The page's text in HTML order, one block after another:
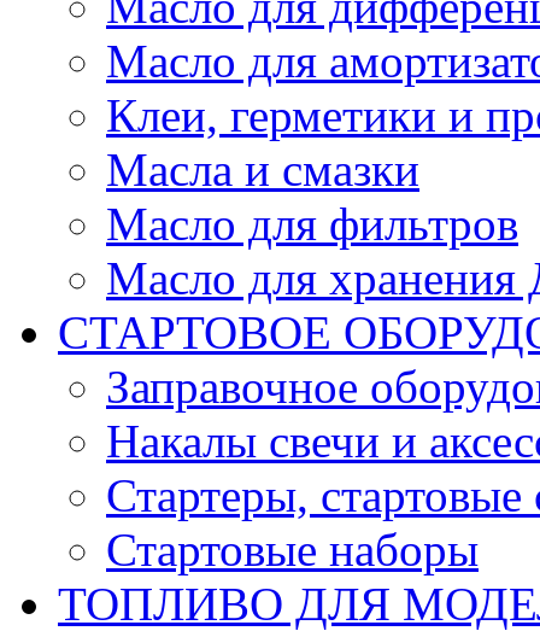
Масло для
Клеи, герметики и
Масла и смазки
Масло для фильтров
Масло для
СТАРТОВОЕ
Заправочное
Накалы свечи и
Стартеры, стартовые
Стартовые наборы
ТОПЛИВО ДЛЯ